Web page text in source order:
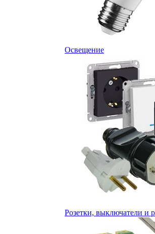
Освещение
Розетки, выключатели и